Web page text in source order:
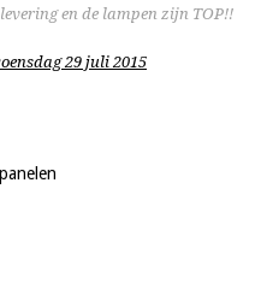
en de lampen zijn TOP!!
29 juli 2015